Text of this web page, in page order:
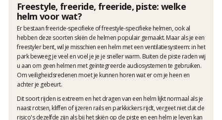
Freestyle, freeride, freeride, piste: welke
helm voor wat?
Er bestaan freeride-specifieke of freestyle-specifieke helmen, ook al
hebben deze soorten skiën de helmen populair gemaakt. Maar als je een
freestyler bent, wil je misschien een helm met een ventilatiesysteem: in het
park beweeg je veel en voel je je je sneller warm. Buiten de piste raden wij
u aan om geen helmen met geïntegreerde audiosystemen te gebruiken.
Om veiligheidsredenen moet je kunnen horen wat er om je heen en
achter je gebeurt.
Dit soort rijden is extreem en het dragen van een helm lijkt normaal als je
naast rotsen, kliffen of ijzeren rails en parkkickers rijdt, vergeet niet dat de
risico's dezelfde zijn als bij het skiën op de piste en een helm je leven kan